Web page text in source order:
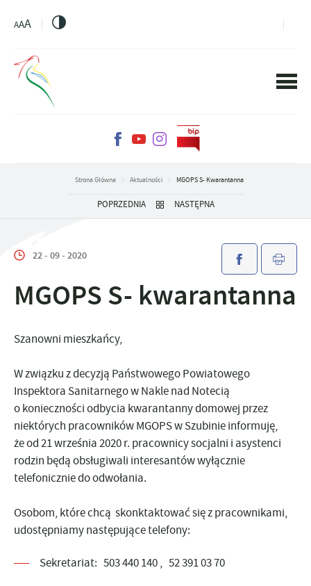
AAA
Strona Główna Aktualności MGOPS S- Kwarantanna
POPRZEDNIA NASTĘPNA
22 - 09 - 2020
MGOPS S- kwarantanna
Szanowni mieszkańcy,
W związku z decyzją Państwowego Powiatowego
Inspektora Sanitarnego w Nakle nad Notecią
o konieczności odbycia kwarantanny domowej przez
niektórych pracowników MGOPS w Szubinie informuję,
żeod 21 września 2020 r. pracownicy socjalni i asystenci
rodzin będą obsługiwali interesantówwyłącznie
telefoniczniedo odwołania.
Osobom, które chcą skonktaktować się z pracownikami,
udostępniamy następujące telefony:
Sekretariat: 503 440 140 , 52 391 03 70